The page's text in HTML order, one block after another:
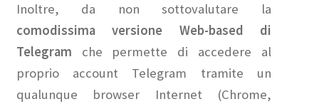
Inoltre, da non sottovalutare la
comodissima versione Web-based di
Telegram che permette di accedere al
proprio account Telegram tramite un
qualunque browser Internet (Chrome,